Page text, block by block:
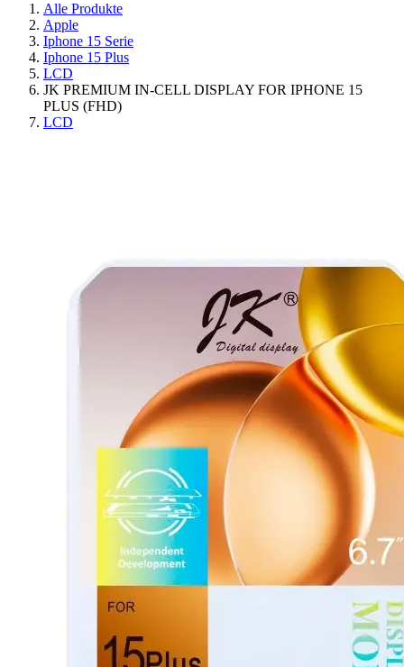
Alle Produkte
Apple
Iphone 15 Serie
Iphone 15 Plus
LCD
JK PREMIUM IN-CELL DISPLAY FOR IPHONE 15
PLUS (FHD)
LCD